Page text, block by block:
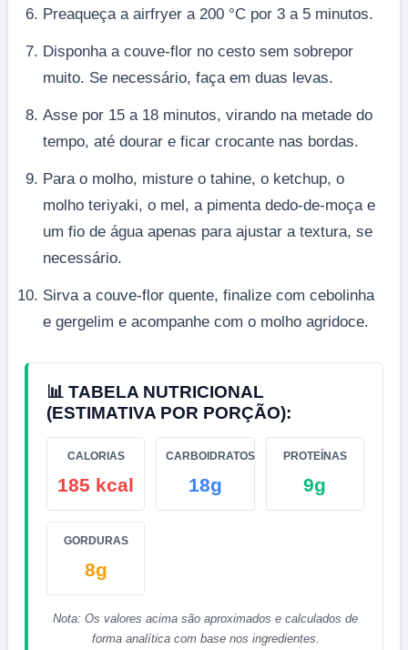
Preaqueça a airfryer a 200 °C por 3 a 5 minutos.
Disponha a couve-flor no cesto sem sobrepor
muito. Se necessário, faça em duas levas.
Asse por 15 a 18 minutos, virando na metade do
tempo, até dourar e ficar crocante nas bordas.
Para o molho, misture o tahine, o ketchup, o
molho teriyaki, o mel, a pimenta dedo-de-moça e
um fio de água apenas para ajustar a textura, se
necessário.
Sirva a couve-flor quente, finalize com cebolinha
e gergelim e acompanhe com o molho agridoce.
📊 TABELA NUTRICIONAL
(ESTIMATIVA POR PORÇÃO):
CALORIAS
185 kcal
CARBOIDRATOS
18g
PROTEÍNAS
9g
GORDURAS
8g
Nota: Os valores acima são aproximados e calculados de
forma analítica com base nos ingredientes.